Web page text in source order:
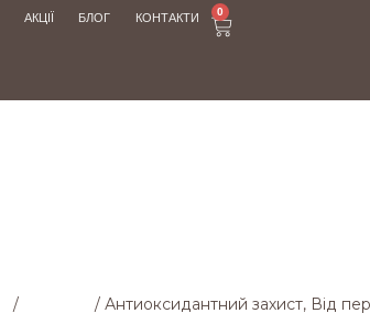
АКЦІЇ БЛОГ КОНТАКТИ 0
/ / Антиоксидантний захист, Від